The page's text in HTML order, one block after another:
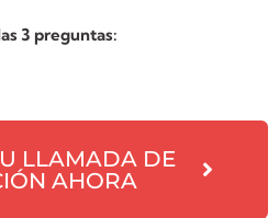
3 preguntas:
LLAMADA DE
AHORA